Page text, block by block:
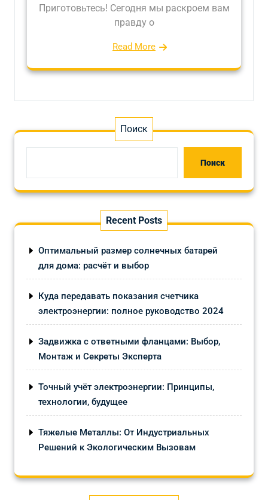
Приготовьтесь! Сегодня мы раскроем вам
правду о
Read More
Поиск
Поиск
Recent Posts
Оптимальный размер солнечных батарей
для дома: расчёт и выбор
Куда передавать показания счетчика
электроэнергии: полное руководство 2024
Задвижка с ответными фланцами: Выбор,
Монтаж и Секреты Эксперта
Точный учёт электроэнергии: Принципы,
технологии, будущее
Тяжелые Металлы: От Индустриальных
Решений к Экологическим Вызовам